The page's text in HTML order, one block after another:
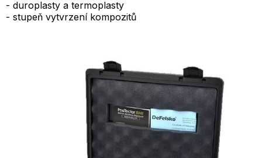
- duroplasty a termoplasty
- stupeň vytvrzení kompozitů